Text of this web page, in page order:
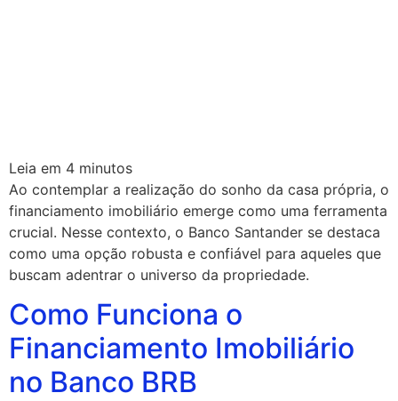
Leia em 4 minutos
Ao contemplar a realização do sonho da casa própria, o
financiamento imobiliário emerge como uma ferramenta
crucial. Nesse contexto, o Banco Santander se destaca
como uma opção robusta e confiável para aqueles que
buscam adentrar o universo da propriedade.
Como Funciona o
Financiamento Imobiliário
no Banco BRB